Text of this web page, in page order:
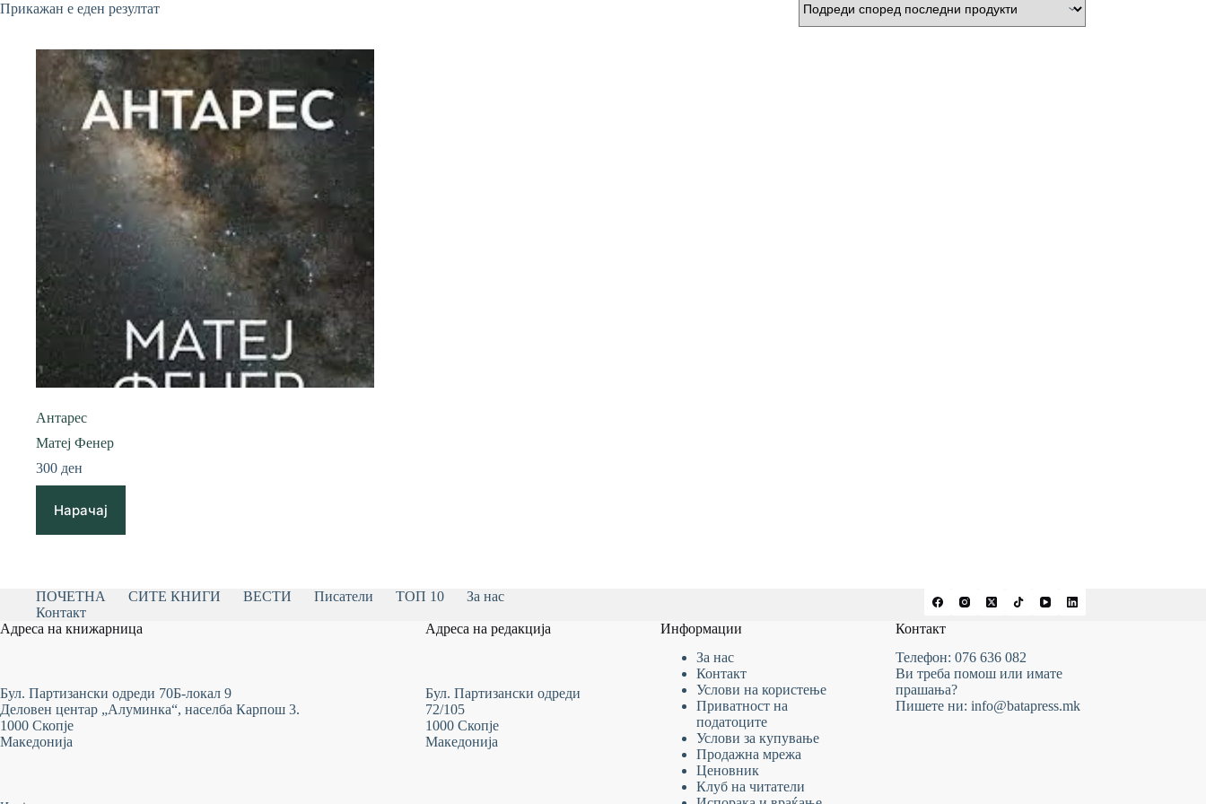
Прикажан е еден резултат
Антарес
Матеј Фенер
300 ден
Нарачај
ПОЧЕТНА СИТЕ КНИГИ ВЕСТИ Писатели ТОП 10
За нас
Контакт
Адреса на книжарница
Бул. Партизански одреди 70Б-локал 9
Деловен центар „Алуминка“, населба Карпош 3.
1000 Скопје
Македонија
Адреса на редакција
Бул. Партизански одреди
72/105
1000 Скопје
Македонија
Информации
За нас
Контакт
Услови на користење
Приватност на
податоците
Услови за купување
Продажна мрежа
Ценовник
Клуб на читатели
Контакт
Телефон: 076 636 082
Ви треба помош или имате
прашања?
Пишете ни: info@batapress.mk